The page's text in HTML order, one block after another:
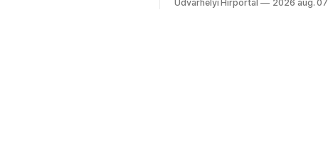
Udvarhelyi Hírportál 2026 aug. 07